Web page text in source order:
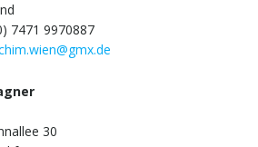
7471 9970887
30